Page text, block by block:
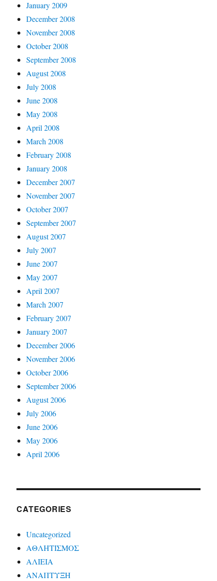
January 2009
December 2008
November 2008
October 2008
September 2008
August 2008
July 2008
June 2008
May 2008
April 2008
March 2008
February 2008
January 2008
December 2007
November 2007
October 2007
September 2007
August 2007
July 2007
June 2007
May 2007
April 2007
March 2007
February 2007
January 2007
December 2006
November 2006
October 2006
September 2006
August 2006
July 2006
June 2006
May 2006
April 2006
CATEGORIES
Uncategorized
ΑΘΛΗΤΙΣΜΟΣ
ΑΛΙΕΙΑ
ΑΝΑΠΤΥΞΗ